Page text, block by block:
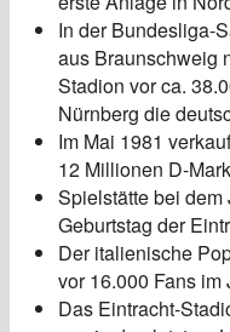
In der Bundesliga-
aus Braunschweig
Stadion vor ca.
Nürnberg die
Im Mai 1981
12 Millionen D-
Spielstätte bei
Geburtstag der
Der italienische
vor 16.000 Fans im
Das Eintracht-